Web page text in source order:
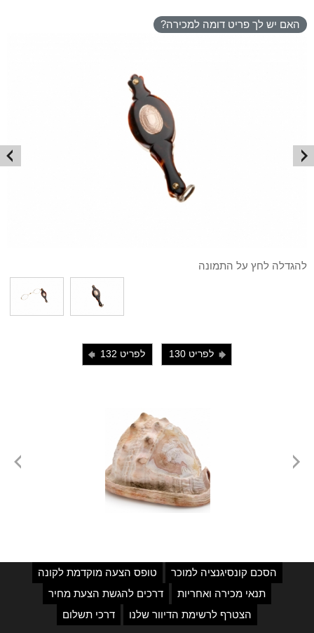
האם יש לך פריט דומה למכירה?
להגדלה לחץ על התמונה
j לפריט 130 i לפריט 132
הסכם קונסיגנציה למוכר
טופס הצעה מוקדמת לקונה
תנאי מכירה ואחריות
דרכים להגשת הצעת מחיר
הצטרף לרשימת הדיוור שלנו
דרכי תשלום